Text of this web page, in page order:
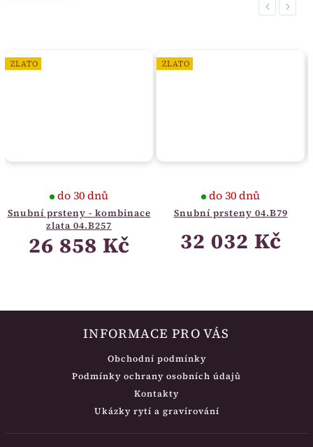
Previous
ZLATO
Snubní prsteny - kombinace
zlata 04.B257
do 30 dnů
26 858 Kč
ZLATO
Snubní prsteny 04.B79
do 30 dnů
32 032 Kč
Next
INFORMACE PRO VÁS
Obchodní podmínky
Podmínky ochrany osobních údajů
Kontakty
Ukázky rytí a gravírování